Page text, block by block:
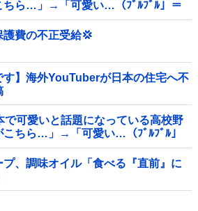
ちら…」→「可愛い…（ﾌﾞﾙﾌﾞﾙ」＝
護費の不正受給💢
す】海外YouTuberが日本の住宅へ不
で可愛いと話題になっている高校野
こちら…」→「可愛い…（ﾌﾞﾙﾌﾞﾙ」
、調味オイル「食べる『直前』に